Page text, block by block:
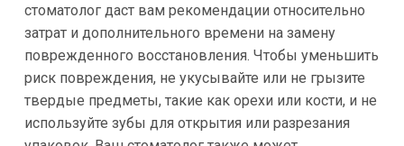
стоматолог даст вам рекомендации относительно
затрат и дополнительного времени на замену
поврежденного восстановления. Чтобы уменьшить
риск повреждения, не укусывайте или не грызите
твердые предметы, такие как орехи или кости, и не
используйте зубы для открытия или разрезания